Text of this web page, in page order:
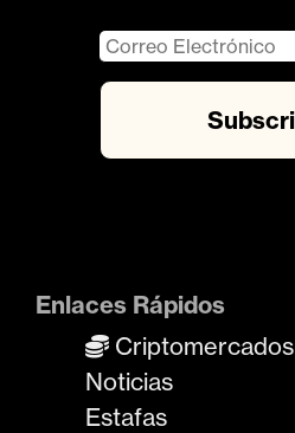
Enlaces Rápidos
Criptomercados
Noticias
Estafas